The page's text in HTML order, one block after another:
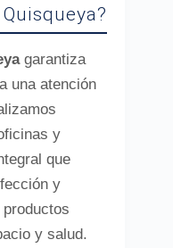
garantiza
una atención
y
que
y
y salud.